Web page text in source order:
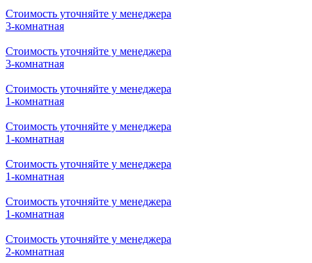
Стоимость уточняйте у менеджера
2-комнатная
Стоимость уточняйте у менеджера
2-комнатная
Стоимость уточняйте у менеджера
2-комнатная
Стоимость уточняйте у менеджера
3-комнатная
Стоимость уточняйте у менеджера
3-комнатная
Стоимость уточняйте у менеджера
3-комнатная
Стоимость уточняйте у менеджера
1-комнатная